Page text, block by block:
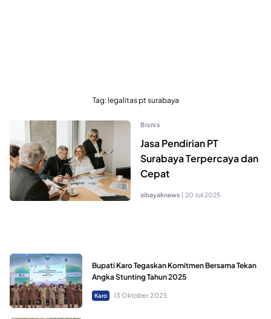
Tag: legalitas pt surabaya
Bisnis
Jasa Pendirian PT
Surabaya Terpercaya dan
Cepat
sibayaknews | 20 Juli 2025
Bupati Karo Tegaskan Komitmen Bersama Tekan
Angka Stunting Tahun 2025
Karo 13 Oktober 2025